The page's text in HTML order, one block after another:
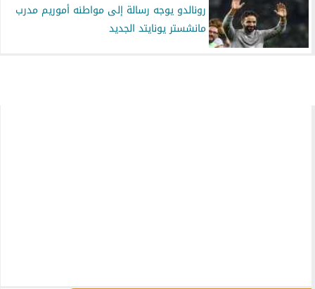
رونالدو يوجه رسالة إلى مواطنه أموريم مدرب
مانشستر يونايتد الجديد